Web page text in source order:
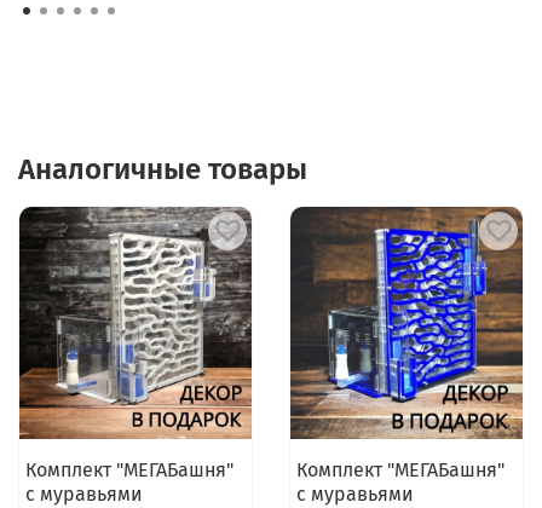
Аналогичные товары
Комплект "МЕГАБашня"
с муравьями
Комплект "МЕГАБашня"
с муравьями